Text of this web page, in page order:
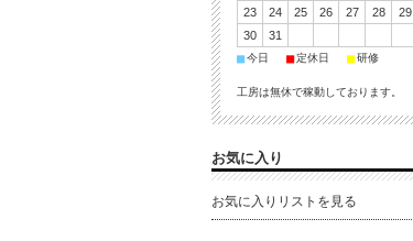
23
24 25 26 27 28
29
30
31
■今日 ■定休日 ■研修
工房は無休で稼動しております。
お気に入り
お気に入りリストを見る